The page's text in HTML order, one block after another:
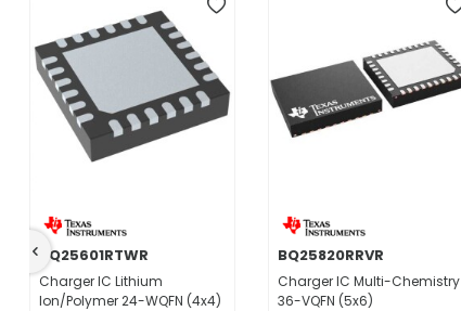
BQ25601RTWR
Charger IC Lithium
Ion/Polymer 24-WQFN (4x4)
BQ25820RRVR
Charger IC Multi-Chemistry
36-VQFN (5x6)